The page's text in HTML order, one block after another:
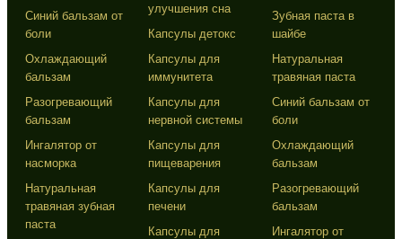
Синий бальзам от
боли
Охлаждающий
бальзам
Разогревающий
бальзам
Ингалятор от
насморка
Натуральная
травяная зубная
паста
улучшения сна
Капсулы детокс
Капсулы для
иммунитета
Капсулы для
нервной системы
Капсулы для
пищеварения
Капсулы для
печени
Капсулы для
Зубная паста в
шайбе
Натуральная
травяная паста
Синий бальзам от
боли
Охлаждающий
бальзам
Разогревающий
бальзам
Ингалятор от